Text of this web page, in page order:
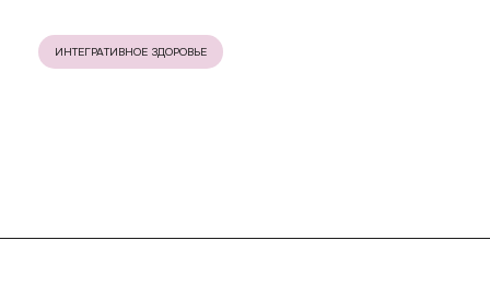
ИНТЕГРАТИВНОЕ ЗДОРОВЬЕ